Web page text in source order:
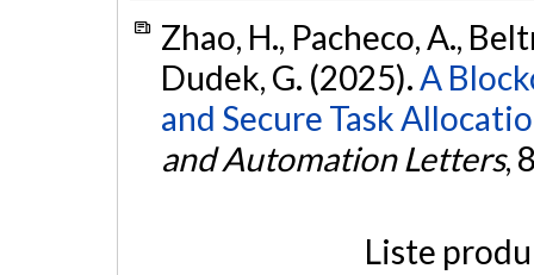
Zhao, H., Pacheco, A.,
Dudek, G. (2025).A
and Secure Task
and Automation Letters,
Liste